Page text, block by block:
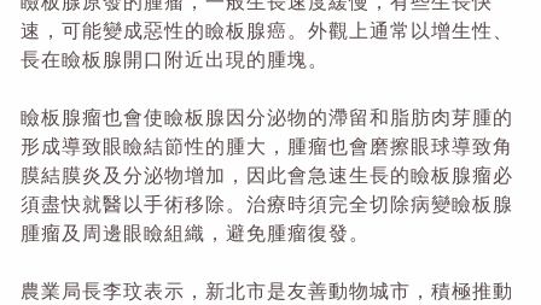
速，可能變成惡性的瞼板腺癌。外觀上通常以增生性、
長在瞼板腺開口附近出現的腫塊。
瞼板腺瘤也會使瞼板腺因分泌物的滯留和脂肪肉芽腫的
形成導致眼瞼結節性的腫大，腫瘤也會磨擦眼球導致角
膜結膜炎及分泌物增加，因此會急速生長的瞼板腺瘤必
須盡快就醫以手術移除。治療時須完全切除病變瞼板腺
腫瘤及周邊眼瞼組織，避免腫瘤復發。
農業局長李玟表示，新北市是友善動物城市，積極推動